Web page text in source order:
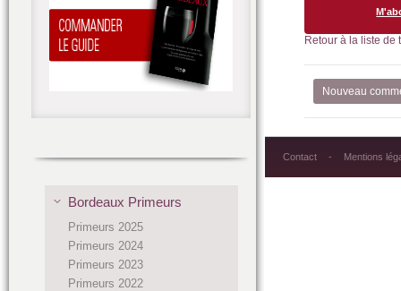
Retour à la liste de
Nouveau
Contact Mentions
Bordeaux Primeurs
Primeurs 2025
Primeurs 2024
Primeurs 2023
Primeurs 2022